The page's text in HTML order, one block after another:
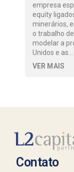
empresa
equity
minerários,
o trabalho
modelar a
Unidos e as…
VER MAIS
Contato